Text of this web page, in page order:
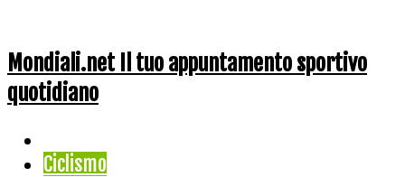
Mondiali.net Il tuo appuntamento sportivo
quotidiano
Ciclismo